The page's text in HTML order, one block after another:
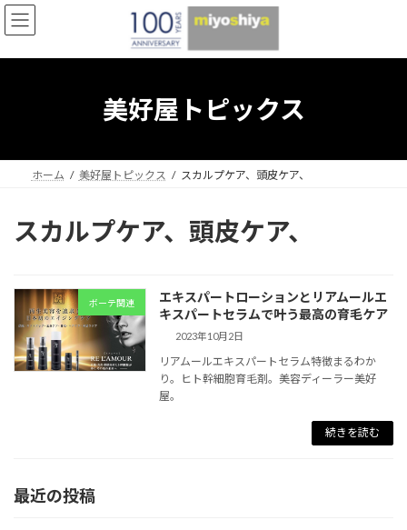
コ
ン
ン
ナ
ビ
ー
美好屋トピックス
ホーム 美好屋トピックス スカルプケア、頭皮ケア、
スカルプケア、頭皮ケア、
ボーテ関連
エキスパートローションとリアムールエ
キスパートセラムで叶う最高の育毛ケア
2023年10月2日
リアムールエキスパートセラム特徴まるわか
り。ヒト幹細胞育毛剤。美容ディーラー美好
屋。
続きを読む
最近の投稿